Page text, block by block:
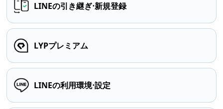
LINEの引き継ぎ⋅新規登録
LYPプレミアム
LINEの利用環境⋅設定